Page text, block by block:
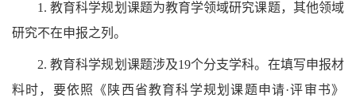
1.教育科学规划课题为教育学领域研究课题，其他领域
研究不在申报之列。
2.教育科学规划课题涉及19个分支学科。在填写申报材
料时，要依照《陕西省教育科学规划课题申请·评审书》